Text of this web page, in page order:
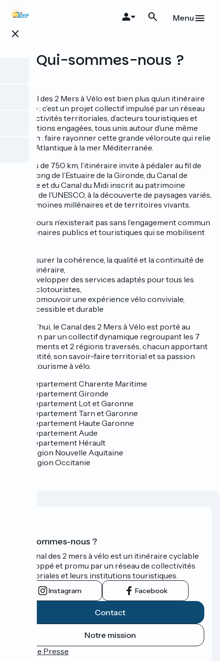
Aller
principal
close
Menu
Qui-sommes-nous ?
Le Canal des 2 Mers à Vélo est bien plus qu’un itinéraire
cyclable : c’est un projet collectif impulsé par un réseau
de collectivités territoriales, d’acteurs touristiques et
d’institutions engagées, tous unis autour d’une même
ambition : faire rayonner cette grande véloroute qui relie
l’océan Atlantique à la mer Méditerranée.
Sur près de 750 km, l’itinéraire invite à pédaler au fil de
l’eau, le long de l’Estuaire de la Gironde, du Canal de
Garonne et du Canal du Midi inscrit au patrimoine
mondial de l’UNESCO, à la découverte de paysages variés,
de patrimoines millénaires et de territoires vivants.
Ce parcours n’existerait pas sans l’engagement commun
de partenaires publics et touristiques qui se mobilisent
assurer la cohérence, la qualité et la continuité de
l’itinéraire,
développer des services adaptés pour tous les
cyclotouristes,
promouvoir une expérience vélo conviviale,
accessible et durable
Aujourd’hui, le Canal des 2 Mers à Vélo est porté au
quotidien par un collectif dynamique regroupant les 7
départements et 2 régions traversés, chacun apportant
son identité, son savoir-faire territorial et sa passion
pour le tourisme à vélo.
Département Charente Maritime
Département Gironde
Département Lot et Garonne
Département Tarn et Garonne
Département Haute Garonne
Département Aude
Département Hérault
Région Nouvelle Aquitaine
Région Occitanie
Qui sommes-nous ?
Le Canal des 2 mers à vélo est un itinéraire cyclable
développé et promu par un réseau de collectivités
territoriales et leurs institutions touristiques.
Instagram Facebook
Contact
Notre mission
Espace Presse